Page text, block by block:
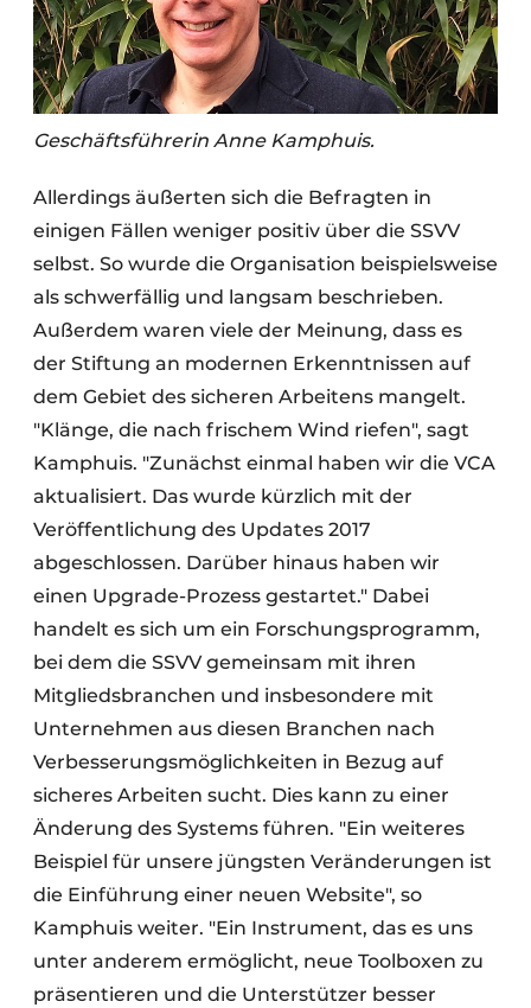
Geschäftsführerin Anne Kamphuis.
Allerdings äußerten sich die Befragten in
einigen Fällen weniger positiv über die SSVV
selbst. So wurde die Organisation beispielsweise
als schwerfällig und langsam beschrieben.
Außerdem waren viele der Meinung, dass es
der Stiftung an modernen Erkenntnissen auf
dem Gebiet des sicheren Arbeitens mangelt.
"Klänge, die nach frischem Wind riefen", sagt
Kamphuis. "Zunächst einmal haben wir die VCA
aktualisiert. Das wurde kürzlich mit der
Veröffentlichung des Updates 2017
abgeschlossen. Darüber hinaus haben wir
einen Upgrade-Prozess gestartet." Dabei
handelt es sich um ein Forschungsprogramm,
bei dem die SSVV gemeinsam mit ihren
Mitgliedsbranchen und insbesondere mit
Unternehmen aus diesen Branchen nach
Verbesserungsmöglichkeiten in Bezug auf
sicheres Arbeiten sucht. Dies kann zu einer
Änderung des Systems führen. "Ein weiteres
Beispiel für unsere jüngsten Veränderungen ist
die Einführung einer neuen Website", so
Kamphuis weiter. "Ein Instrument, das es uns
unter anderem ermöglicht, neue Toolboxen zu
präsentieren und die Unterstützer besser